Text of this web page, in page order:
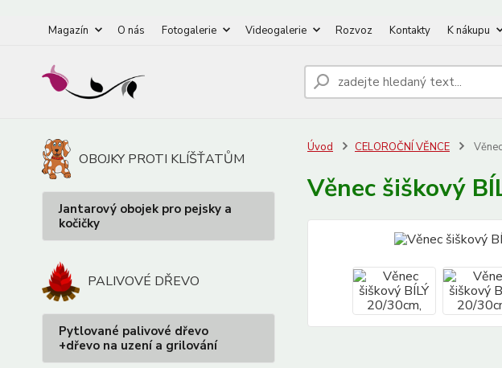
Magazín O nás Fotogalerie Videogalerie Rozvoz Kontakty K nákupu
OBOJKY PROTI KLÍŠŤATŮM
Jantarový obojek pro pejsky a
kočičky
PALIVOVÉ DŘEVO
Pytlované palivové dřevo
+dřevo na uzení a grilování
Úvod CELOROČNÍ VĚNCE
Věnec šiškový